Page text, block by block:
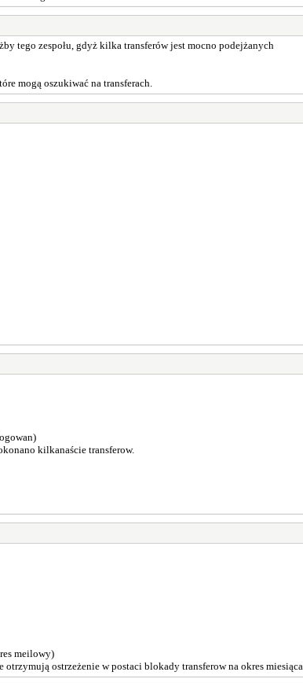
tego zespołu, gdyż kilka transferów jest mocno podejżanych
mogą oszukiwać na transferach.
kilkanaście transferow.
meilowy)
ostrzeżenie w postaci blokady transferow na okres miesiąca.